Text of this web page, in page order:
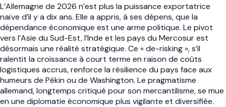
L’Allemagne de 2026 n’est plus la puissance exportatrice
naïve d’il y a dix ans. Elle a appris, à ses dépens, que la
dépendance économique est une arme politique. Le pivot
vers l’Asie du Sud-Est, l’Inde et les pays du Mercosur est
désormais une réalité stratégique. Ce « de-risking », s’il
ralentit la croissance à court terme en raison de coûts
logistiques accrus, renforce la résilience du pays face aux
humeurs de Pékin ou de Washington. Le pragmatisme
allemand, longtemps critiqué pour son mercantilisme, se mue
en une diplomatie économique plus vigilante et diversifiée.